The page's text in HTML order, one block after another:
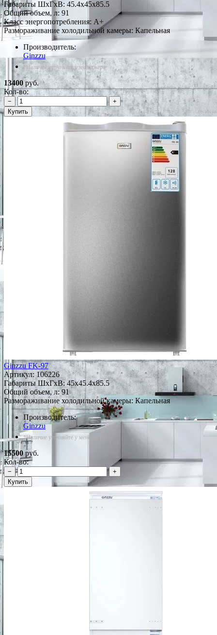
Габариты ШxГxВ: 45.4x45x85.5
Общий объем, л: 91
Класс энергопотребления: A+
Размораживание холодильной камеры: Капельная
Производитель:
Ginzzu
*Наличие уточняйте у менеджера
13400руб.
Кол-во:
−
+
Купить
Ginzzu FK-97
Артикул:106226
Габариты ШxГxВ: 45x45.4x85.5
Общий объем, л: 91
Размораживание холодильной камеры: Капельная
Производитель:
Ginzzu
*Наличие уточняйте у менеджера
15500руб.
Кол-во:
−
+
Купить